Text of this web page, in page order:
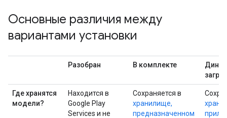
Основные различия между
вариантами установки
Разобран В комплекте
Где хранятся
модели?
Находится в
Google Play
Services и не
Сохраняется в
хранилище,
предназначенном